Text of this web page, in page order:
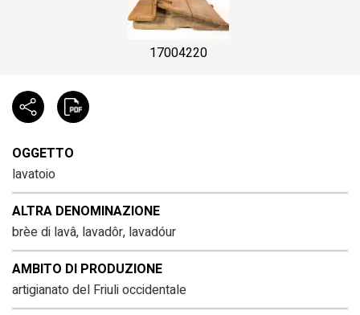
17004220
OGGETTO
lavatoio
ALTRA DENOMINAZIONE
brèe di lavâ, lavadôr, lavadóur
AMBITO DI PRODUZIONE
artigianato del Friuli occidentale